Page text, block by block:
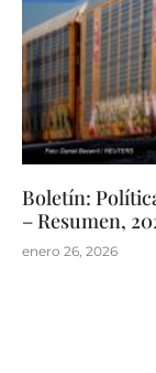
Boletín:
– Resumen,
enero 26, 2026